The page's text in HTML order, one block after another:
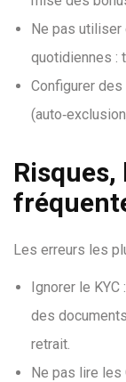
Ne pas utiliser
quotidiennes :
Configurer
Les erreurs les
Ignorer le KYC
des
retrait.
Ne pas lire les